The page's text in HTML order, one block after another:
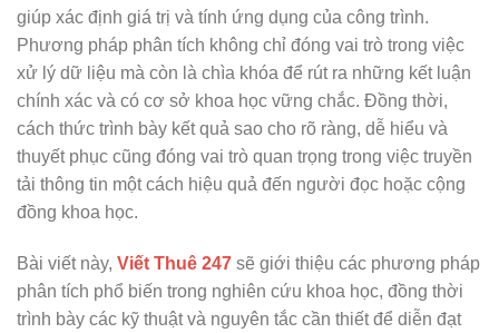
giúp xác định giá trị và tính ứng dụng của công trình.
Phương pháp phân tích không chỉ đóng vai trò trong việc
xử lý dữ liệu mà còn là chìa khóa để rút ra những kết luận
chính xác và có cơ sở khoa học vững chắc. Đồng thời,
cách thức trình bày kết quả sao cho rõ ràng, dễ hiểu và
thuyết phục cũng đóng vai trò quan trọng trong việc truyền
tải thông tin một cách hiệu quả đến người đọc hoặc cộng
đồng khoa học.
Bài viết này, Viết Thuê 247 sẽ giới thiệu các phương pháp
phân tích phổ biến trong nghiên cứu khoa học, đồng thời
trình bày các kỹ thuật và nguyên tắc cần thiết để diễn đạt